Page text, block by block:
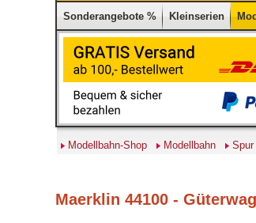
Sonderangebote % Kleinserien
Modellbahn-Shop Modellbahn Spur
Maerklin 44100 -